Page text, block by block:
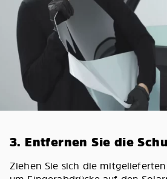
3. Entfernen Sie die
Ziehen Sie sich die